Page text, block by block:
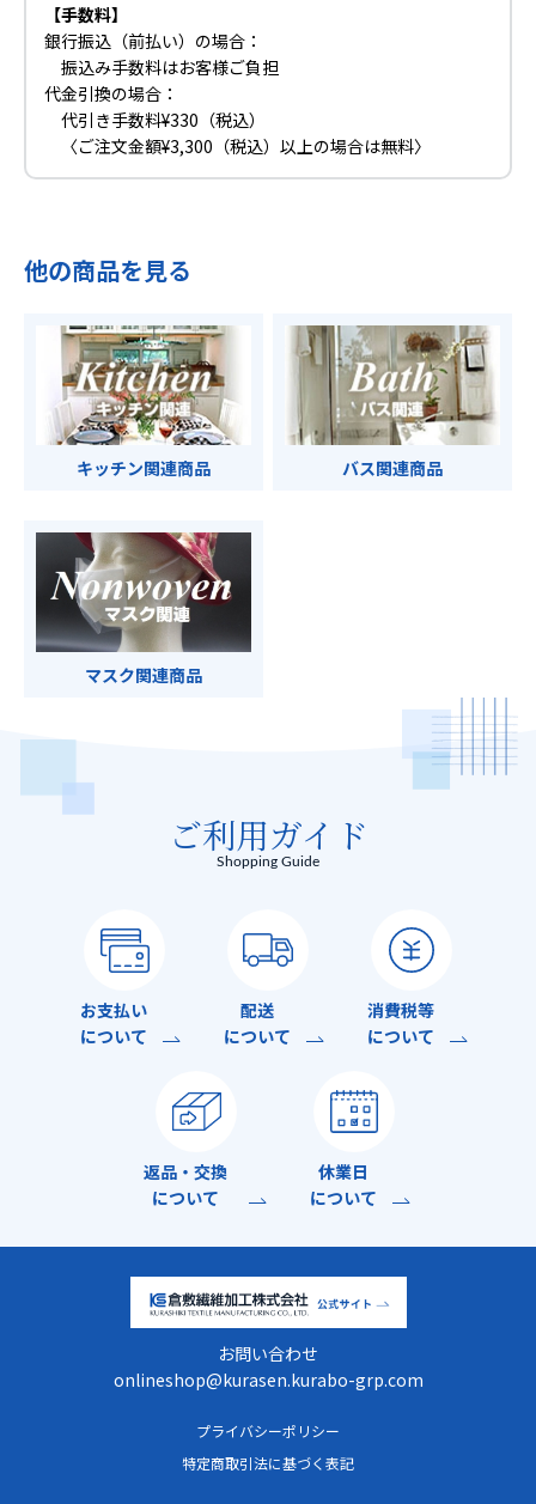
【手数料】
銀行振込（前払い）の場合：
振込み手数料はお客様ご負担
代金引換の場合：
代引き手数料¥330（税込）
〈ご注文金額¥3,300（税込）以上の場合は無料〉
他の商品を見る
キッチン関連商品 バス関連商品
マスク関連商品
ご利用ガイド
Shopping Guide
お支払い
について
配送
について
消費税等
について
返品・交換
について
休業日
について
お問い合わせ
onlineshop@kurasen.kurabo-grp.com
プライバシーポリシー
特定商取引法に基づく表記